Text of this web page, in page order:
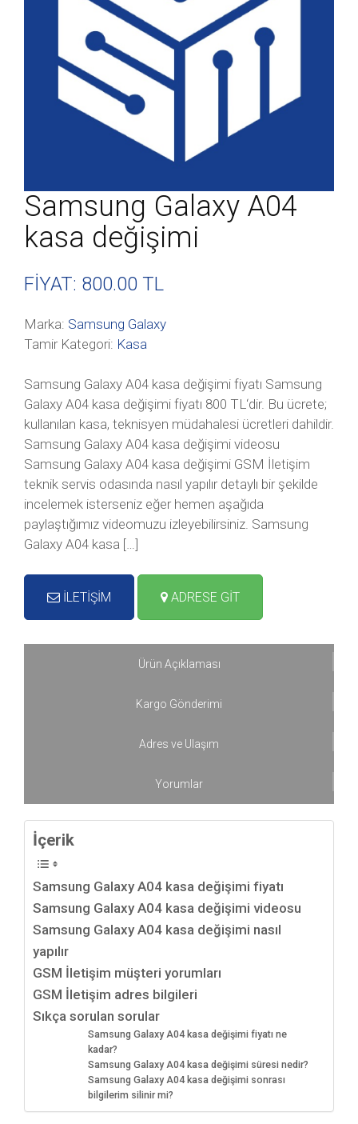
Samsung Galaxy A04
kasa değişimi
FİYAT: 800.00 TL
Marka: Samsung Galaxy
Tamir Kategori: Kasa
Samsung Galaxy A04 kasa değişimi fiyatı Samsung
Galaxy A04 kasa değişimi fiyatı 800 TL‘dir. Bu ücrete;
kullanılan kasa, teknisyen müdahalesi ücretleri dahildir.
Samsung Galaxy A04 kasa değişimi videosu
Samsung Galaxy A04 kasa değişimi GSM İletişim
teknik servis odasında nasıl yapılır detaylı bir şekilde
incelemek isterseniz eğer hemen aşağıda
paylaştığımız videomuzu izleyebilirsiniz. Samsung
Galaxy A04 kasa […]
İLETİŞİM ADRESE GİT
Ürün Açıklaması
Kargo Gönderimi
Adres ve Ulaşım
Yorumlar
İçerik
Samsung Galaxy A04 kasa değişimi fiyatı
Samsung Galaxy A04 kasa değişimi videosu
Samsung Galaxy A04 kasa değişimi nasıl
yapılır
GSM İletişim müşteri yorumları
GSM İletişim adres bilgileri
Sıkça sorulan sorular
Samsung Galaxy A04 kasa değişimi fiyatı ne
kadar?
Samsung Galaxy A04 kasa değişimi süresi nedir?
Samsung Galaxy A04 kasa değişimi sonrası
bilgilerim silinir mi?